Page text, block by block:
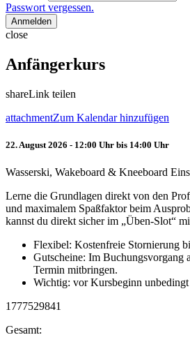
Passwort vergessen.
Anmelden
close
Anfängerkurs
shareLink teilen
attachmentZum Kalendar hinzufügen
22. August 2026 - 12:00 Uhr bis 14:00 Uhr
Wasserski, Wakeboard & Kneeboard
Lerne die Grundlagen direkt von den
und maximalem Spaßfaktor beim
kannst du direkt sicher im „Üben-Slot“
Flexibel: Kostenfreie Stornierung
Gutscheine: Im Buchungsvorgang
Termin mitbringen.
Wichtig: vor Kursbeginn unbedingt
1777529841
Gesamt: